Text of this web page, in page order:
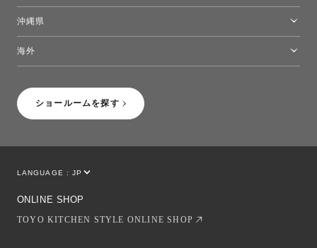
ショールームを探す
沖縄県
海外
LANGUAGE : JP
ONLINE SHOP
TOYO KITCHEN STYLE ONLINE SHOP